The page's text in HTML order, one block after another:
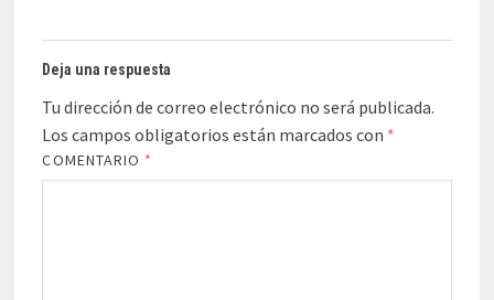
Deja una respuesta
Tu dirección de correo electrónico no será publicada.
Los campos obligatorios están marcados con *
COMENTARIO *